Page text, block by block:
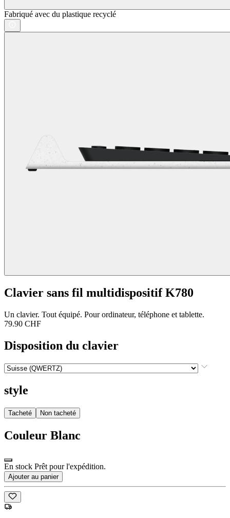
Fabriqué avec du plastique recyclé
Clavier sans fil multidispositif K780
Un clavier. Tout équipé. Pour ordinateur, téléphone et tablette.
79.90 CHF
Disposition du clavier
style
Tacheté Non tacheté
Couleur Blanc
En stock Prêt pour l'expédition.
Ajouter au panier